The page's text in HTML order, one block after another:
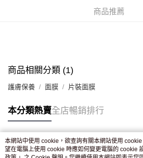
付款後門市自取，訂單確認後2-4個工作天到
商品推薦
商品相關分類 (1)
護膚保養 面膜 片裝面膜
本分類熱賣全店暢銷排行
熱門標籤
本網站中使用 cookie，欲查詢有關本網站使用
望在電腦上使用 cookie 時應如何變更電腦的 cookie